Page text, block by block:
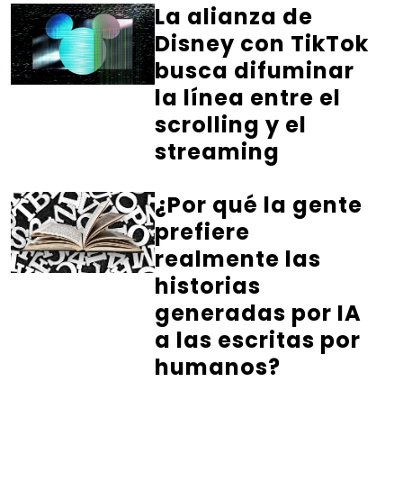
La alianza de
Disney con TikTok
busca difuminar
la línea entre el
scrolling y el
streaming
¿Por qué la gente
prefiere
realmente las
historias
generadas por IA
a las escritas por
humanos?